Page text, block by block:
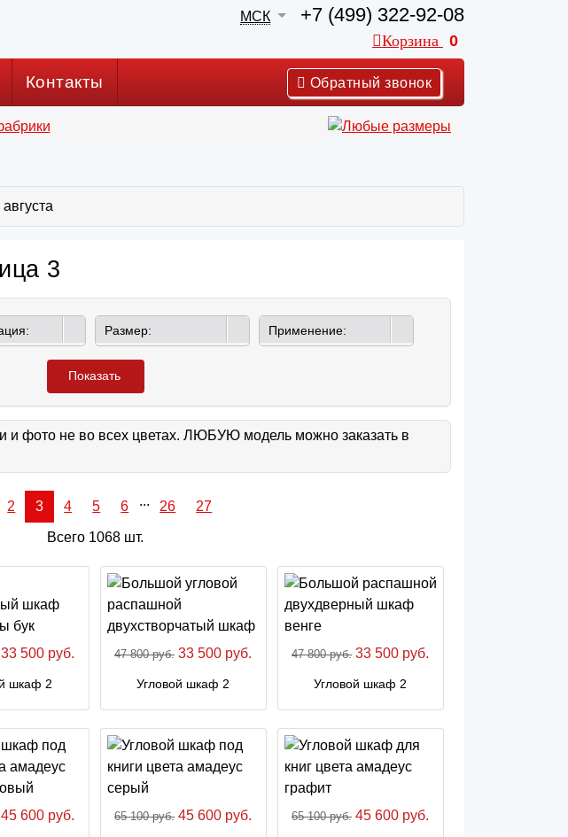
МСК +7 (499) 322-92-08
Корзина 0
Контакты Обратный звонок
3
Размер: Применение:
Показать
и фото не во всех цветах. ЛЮБУЮ модель можно заказать в
2 3 4 5 6 ... 26 27
Всего 1068 шт.
33 500 руб.
шкаф 2
47 800 руб. 33 500 руб.
Угловой шкаф 2
47 800 руб. 33 500 руб.
Угловой шкаф 2
45 600 руб. 65 100 руб. 45 600 руб. 65 100 руб. 45 600 руб.